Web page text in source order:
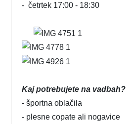
- četrtek 17:00 - 18:30
Kaj potrebujete na vadbah?
- športna oblačila
- plesne copate ali nogavice